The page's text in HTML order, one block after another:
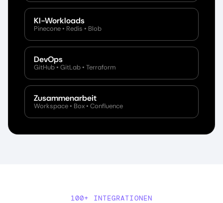
KI-Workloads
Pinecone • Redis • Blob
DevOps
GitHub • GitLab • Terraform
Zusammenarbeit
Workspace • Box • Confluence
100+ INTEGRATIONEN